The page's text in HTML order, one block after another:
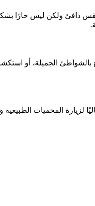
دافئ ولكن ليس حارًا
الجميلة، أو
المحميات الطبيعية